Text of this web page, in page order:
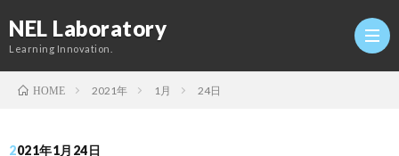
NEL Laboratory
Learning Innovation.
HOME 2021年 1月 24日
2021年1月24日